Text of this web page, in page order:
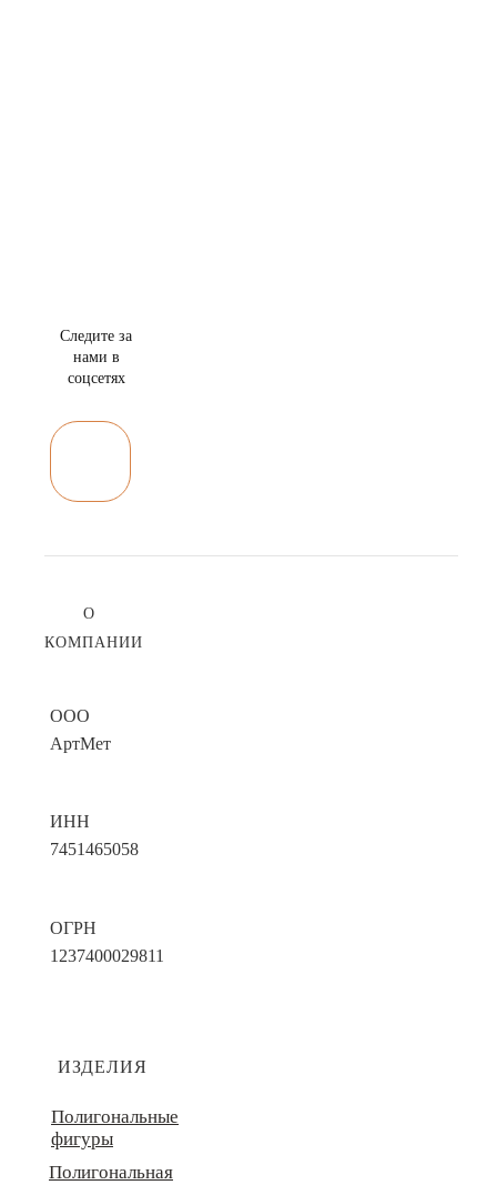
Следите за
нами в
соцсетях
О
КОМПАНИИ
ООО
АртМет
ИНН
7451465058
ОГРН
1237400029811
ИЗДЕЛИЯ
Полигональные
фигуры
Полигональная